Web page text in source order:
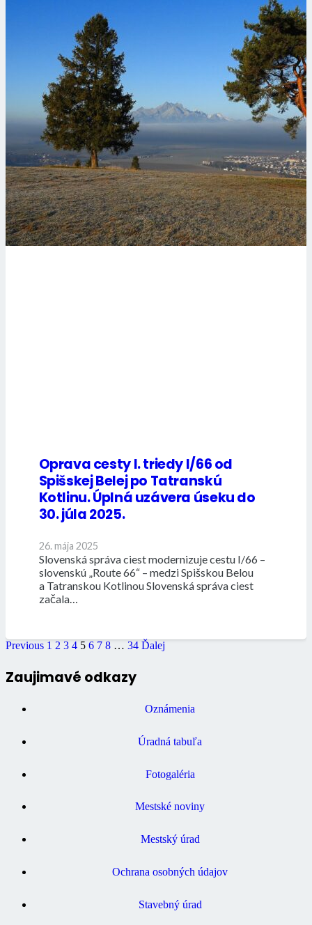
Oprava cesty I. triedy I/66 od
Spišskej Belej po Tatranskú
Kotlinu. Úplná uzávera úseku do
30. júla 2025.
26. mája 2025
Slovenská správa ciest modernizuje cestu I/66 –
slovenskú „Route 66“ – medzi Spišskou Belou
a Tatranskou Kotlinou Slovenská správa ciest
začala…
Previous 1 2 3 4 5 6 7 8 … 34 Ďalej
Zaujimavé odkazy
Oznámenia
Úradná tabuľa
Fotogaléria
Mestské noviny
Mestský úrad
Ochrana osobných údajov
Stavebný úrad